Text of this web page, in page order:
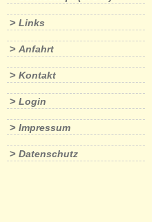
> Links
> Anfahrt
> Kontakt
> Login
> Impressum
> Datenschutz